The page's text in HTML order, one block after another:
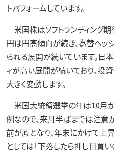
トパフォームしています。
米国株はソフトランディング
円は円高傾向が続き、為替ヘッ
られる展開が続いています。日
ィが高い展開が続いており、投
大きく変動します。
米国大統領選挙の年は10月
例なので、来月半ばまでは注意
前が底となり、年末にかけて上
としては「下落したら押し目買い